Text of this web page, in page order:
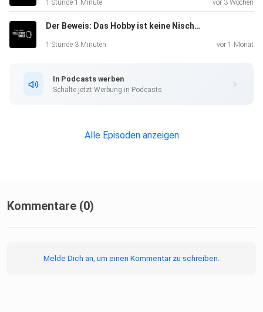
und
⁠⁠⁠⁠⁠⁠⁠⁠⁠⁠⁠⁠⁠⁠⁠⁠⁠⁠⁠⁠⁠⁠⁠⁠⁠⁠⁠⁠⁠⁠⁠⁠⁠⁠⁠⁠⁠⁠⁠⁠⁠⁠⁠⁠⁠⁠⁠⁠⁠⁠⁠⁠⁠⁠⁠⁠⁠⁠⁠⁠⁠⁠⁠⁠⁠⁠⁠⁠⁠⁠⁠⁠⁠⁠⁠⁠⁠⁠⁠⁠⁠⁠⁠⁠⁠SbensiSleeves⁠⁠⁠
1 Stunde 1 Minute vor 3 Wochen
Der Beweis: Das Hobby ist keine Nische mehr!
1 Stunde 3 Minuten vor 1 Monat
In Podcasts werben
Schalte jetzt Werbung in Podcasts.
Alle Episoden anzeigen
Kommentare (0)
Melde Dich an, um einen Kommentar zu schreiben.